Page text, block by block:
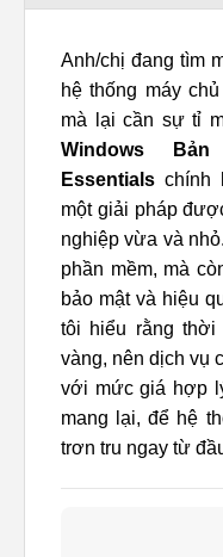
Anh/chị đang tìm
hệ thống máy
mà lại cần sự tỉ
Windows
Essentials chính
một giải pháp
nghiệp vừa và
phần mềm, mà
bảo mật và hiệu
tôi hiểu rằng thời
vàng, nên dịch vụ
với mức giá hợp
mang lại, để hệ
trơn tru ngay từ